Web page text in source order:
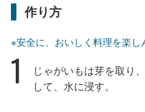
作り方
※安全に、おいしく料理を楽し
1
じゃがいもは芽を取り
して、水に浸す。